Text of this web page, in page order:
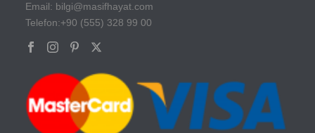
Email: bilgi@masifhayat.com
Telefon:+90 (555) 328 99 00